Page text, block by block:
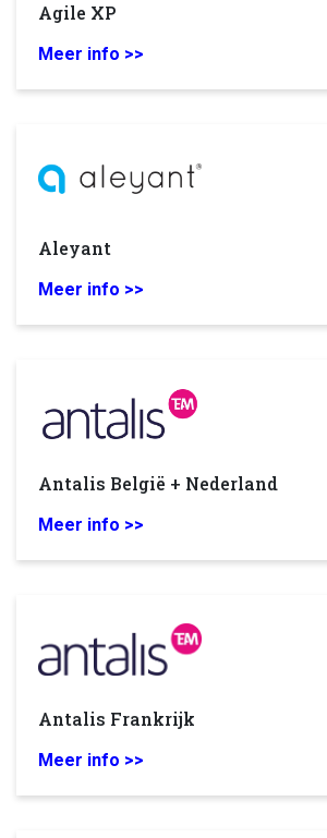
Agile XP
Meer info >>
Aleyant
Meer info >>
Antalis België + Nederland
Meer info >>
Antalis Frankrijk
Meer info >>